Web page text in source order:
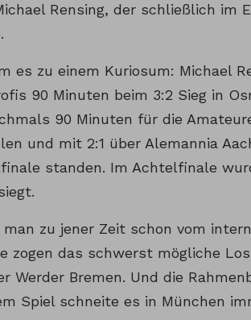
Rensing, der schließlich im
es zu einem Kuriosum: Michael
90 Minuten beim 3:2 Sieg in
90 Minuten für die
und mit 2:1 über Alemannia
standen. Im Achtelfinale
zu jener Zeit schon vom
zogen das schwerst mögliche
Werder Bremen. Und die
Spiel schneite es in München